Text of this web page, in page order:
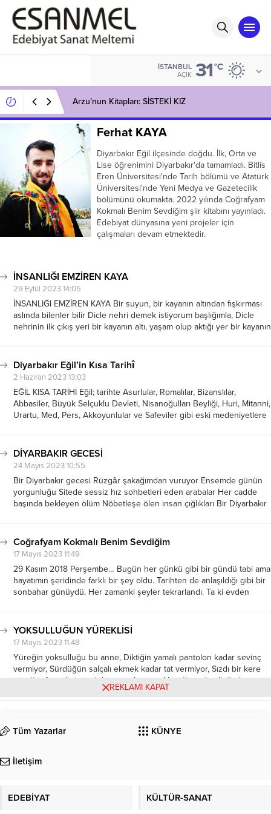
İSTANBUL
AÇIK 31°C
Arzu’nun Kitapları: SİSTEKİ KIZ
Ferhat KAYA
Diyarbakır Eğil ilçesinde doğdu. İlk, Orta ve
Lise öğrenimini Diyarbakır'da tamamladı. Bitlis
Eren Üniversitesi'nde Tarih bölümü ve Atatürk
Üniversitesi'nde Yeni Medya ve Gazetecilik
bölümünü okumakta. 2022 yılında Coğrafyam
Kokmalı Benim Sevdiğim şiir kitabını yayınladı.
Edebiyat dünyasına yeni projeler için
çalışmaları devam etmektedir.
İNSANLIĞI EMZİREN KAYA
29 Eylül 2023 14:05
İNSANLIĞI EMZİREN KAYA Bir suyun, bir kayanın altından fışkırması
aslında bilenler bilir Dicle nehri demek istiyorum başlığımla, Dicle
nehrinin ilk çıkış yeri bir kayanın altı, yaşam olup aktığı yer bir kayanın
Diyarbakır Eğil’in Kısa Tarihî
2 Haziran 2023 13:03
EĞİL KISA TARİHİ Eğil; tarihte Asurlular, Romalılar, Bizanslılar,
Abbasiler, Büyük Selçuklu Devleti, Nisanoğulları Beyliği, Huri, Mitanni,
Urartu, Med, Pers, Akkoyunlular ve Safeviler gibi eski medeniyetlere
DİYARBAKIR GECESİ
24 Mayıs 2023 10:55
Bir Diyarbakır gecesi Rüzgâr şakağımdan vuruyor Ensemde günün
yorgunluğu Sitede sessiz hız sohbetleri eden arabalar Her cadde
başında bekleyen ölüm Nöbetleşe ölen insan çığlıkları Bir Diyarbakır
Coğrafyam Kokmalı Benim Sevdiğim
17 Mayıs 2023 11:49
29 Kasım 2018 Perşembe… Bugün her günkü gibi bir gündü tabi ama
hayatımın şeridinde farklı bir şey oldu. Tarihten de anlaşıldığı gibi bir
sonbahar günüydü. Her zamanki şeyler tekrarlandı. Ta ki evden
YOKSULLUĞUN YÜREKLİSİ
17 Mayıs 2023 11:48
Yüreğin yoksulluğu bu anne, Diktiğin yamalı pantolon kadar sevinç
vermiyor, Sürdüğün salçalı ekmek kadar tat vermiyor, Sızdı bir kere
yüreğe, Açtı elini yürek bir avuç huzura. Yüreğin yoksulluğu bu
anne, Kokun kadar güzel saramaz bedeni, Gözlerin kadar umutla
Tüm Yazarlar KÜNYE
İletişim
EDEBİYAT KÜLTÜR-SANAT
REKLAMI KAPAT